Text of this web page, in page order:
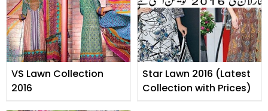
VS Lawn Collection
2016
Star Lawn 2016 (Latest
Collection with Prices)